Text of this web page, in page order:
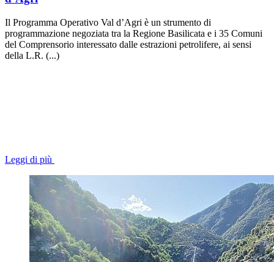
Il Programma Operativo Val d’Agri è un strumento di
programmazione negoziata tra la Regione Basilicata e i 35 Comuni
del Comprensorio interessato dalle estrazioni petrolifere, ai sensi
della L.R. (...)
Leggi di più